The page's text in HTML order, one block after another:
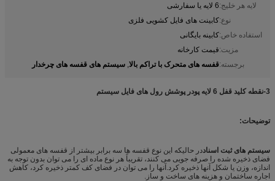
لایه هر خلیج:6 لایه یا سفارشی
نوع:کابینت های فایل کشویی فلزی
استفاده خاص:کابینه بایگانی
مزیت:قیمت کارخانه
برجسته:قفسه های متحرک با تراکم بالا, سیستم های قفسه های چرخدار
3-نقطه کلید قفل 6 لایه پودر پوشش رول های فایل سیستم
توضیحات:
سیستم های ثبت اسناددر حالیکه این نوع قفسه ها سه برابر بیشتر از قفسه های معمولی
فضای ذخیره شده را صرفه جویی می کنند، تقریباً هر نوع ماده ای را می توان بدون توجه به
اندازه، وزن یا شکل آنها ذخیره کرد.آنها را می توان در فضای کف کمتر ذخیره کرد، کاهش
اجاره ساختمان و هزینه های ساخت و ساز.